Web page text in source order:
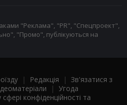
"Реклама", "PR", "Спецпроект",
"Промо", публікуються на
| Редакція | Зв'язатися з
| Угода
сфері конфіденційності та